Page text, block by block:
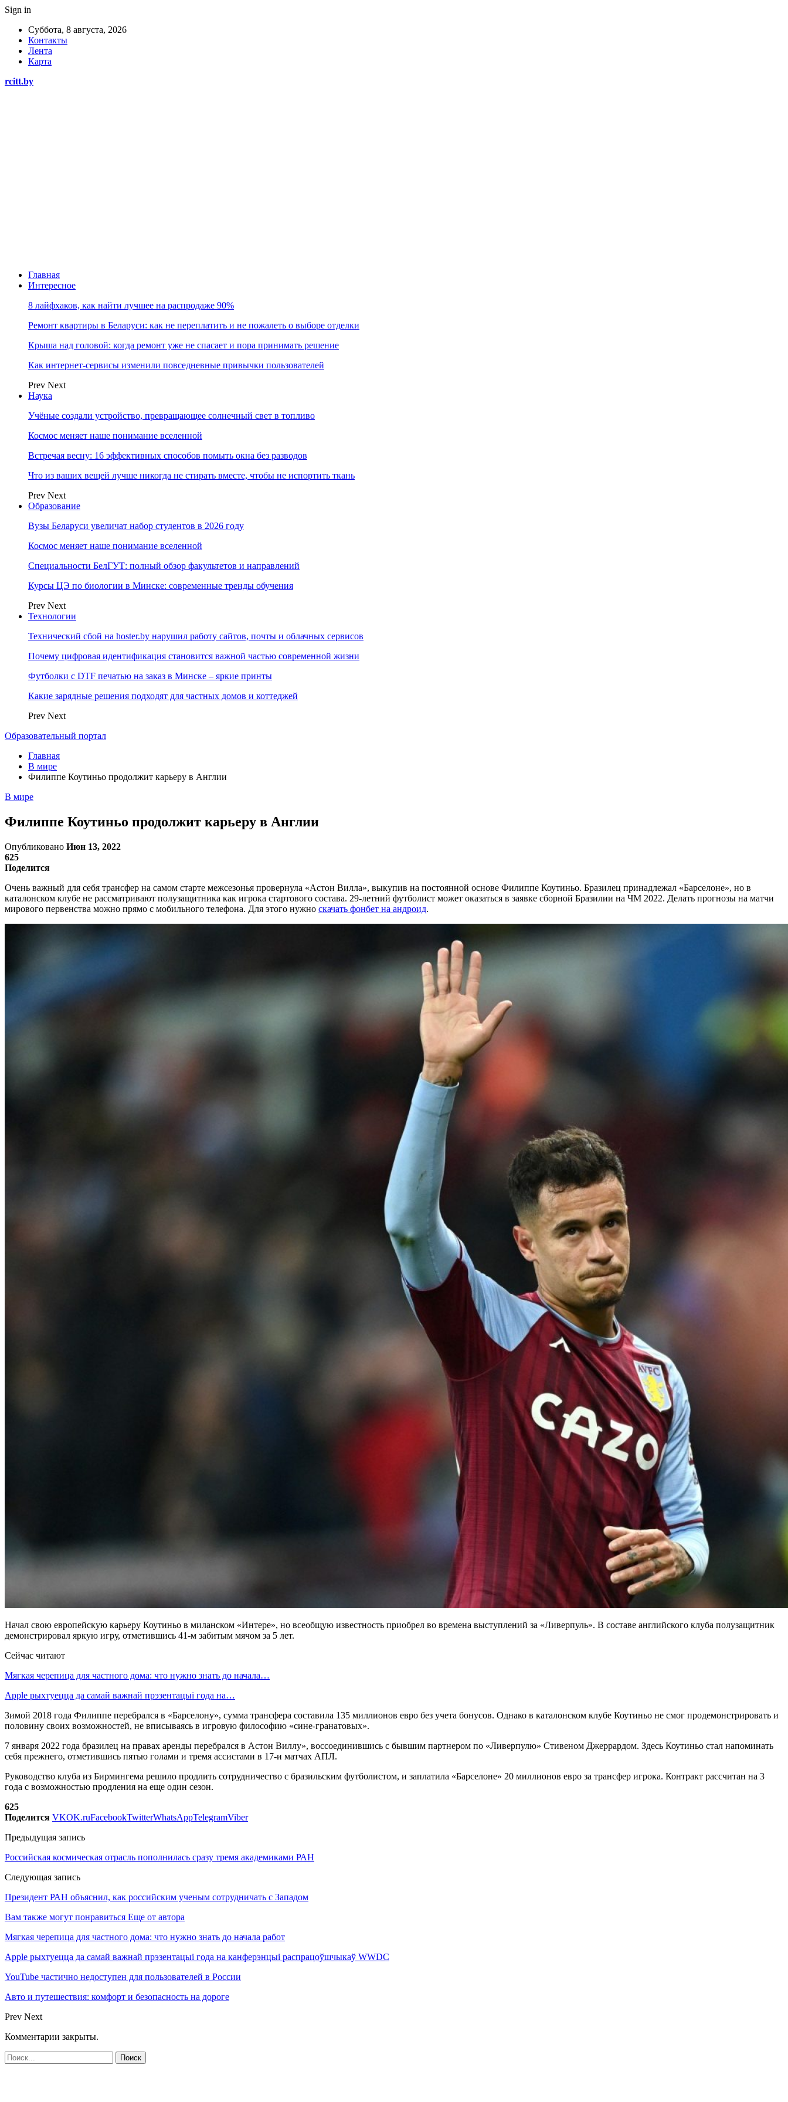
Sign in
Суббота, 8 августа, 2026
Контакты
Лента
Карта
rcitt.by
Главная
Интересное
8 лайфхаков, как найти лучшее на распродаже 90%
Ремонт квартиры в Беларуси: как не переплатить и не пожалеть о выборе отделки
Крыша над головой: когда ремонт уже не спасает и пора принимать решение
Как интернет-сервисы изменили повседневные привычки пользователей
Prev Next
Наука
Учёные создали устройство, превращающее солнечный свет в топливо
Космос меняет наше понимание вселенной
Встречая весну: 16 эффективных способов помыть окна без разводов
Что из ваших вещей лучше никогда не стирать вместе, чтобы не испортить ткань
Prev Next
Образование
Вузы Беларуси увеличат набор студентов в 2026 году
Космос меняет наше понимание вселенной
Специальности БелГУТ: полный обзор факультетов и направлений
Курсы ЦЭ по биологии в Минске: современные тренды обучения
Prev Next
Технологии
Технический сбой на hoster.by нарушил работу сайтов, почты и облачных сервисов
Почему цифровая идентификация становится важной частью современной жизни
Футболки с DTF печатью на заказ в Минске – яркие принты
Какие зарядные решения подходят для частных домов и коттеджей
Prev Next
Образовательный портал
Главная
В мире
Филиппе Коутиньо продолжит карьеру в Англии
В мире
Филиппе Коутиньо продолжит карьеру в Англии
Опубликовано Июн 13, 2022
625
Поделится
Очень важный для себя трансфер на самом старте межсезонья провернула «Астон Вилла», выкупив на постоянной основе Филиппе Коутиньо. Бразилец принадлежал «Барселоне», но в
каталонском клубе не рассматривают полузащитника как игрока стартового состава. 29-летний футболист может оказаться в заявке сборной Бразилии на ЧМ 2022. Делать прогнозы на матчи
мирового первенства можно прямо с мобильного телефона. Для этого нужно скачать фонбет на андроид.
Начал свою европейскую карьеру Коутиньо в миланском «Интере», но всеобщую известность приобрел во времена выступлений за «Ливерпуль». В составе английского клуба полузащитник
демонстрировал яркую игру, отметившись 41-м забитым мячом за 5 лет.
Сейчас читают
Мягкая черепица для частного дома: что нужно знать до начала…
Apple рыхтуецца да самай важнай прэзентацыі года на…
Зимой 2018 года Филиппе перебрался в «Барселону», сумма трансфера составила 135 миллионов евро без учета бонусов. Однако в каталонском клубе Коутиньо не смог продемонстрировать и
половину своих возможностей, не вписываясь в игровую философию «сине-гранатовых».
7 января 2022 года бразилец на правах аренды перебрался в Астон Виллу», воссоединившись с бывшим партнером по «Ливерпулю» Стивеном Джеррардом. Здесь Коутиньо стал напоминать
себя прежнего, отметившись пятью голами и тремя ассистами в 17-и матчах АПЛ.
Руководство клуба из Бирмингема решило продлить сотрудничество с бразильским футболистом, и заплатила «Барселоне» 20 миллионов евро за трансфер игрока. Контракт рассчитан на 3
года с возможностью продления на еще один сезон.
625
Поделится VKOK.ruFacebookTwitterWhatsAppTelegramViber
Предыдущая запись
Российская космическая отрасль пополнилась сразу тремя академиками РАН
Следующая запись
Президент РАН объяснил, как российским ученым сотрудничать с Западом
Вам также могут понравиться Еще от автора
Мягкая черепица для частного дома: что нужно знать до начала работ
Apple рыхтуецца да самай важнай прэзентацыі года на канферэнцыі распрацоўшчыкаў WWDC
YouTube частично недоступен для пользователей в России
Авто и путешествия: комфорт и безопасность на дороге
Prev Next
Комментарии закрыты.